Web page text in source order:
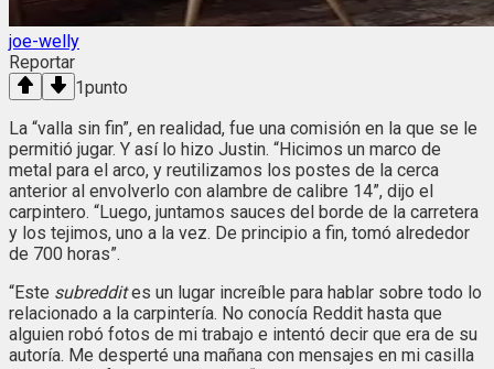
joe-welly
Reportar
1punto
La “valla sin fin”, en realidad, fue una comisión en la que se le
permitió jugar. Y así lo hizo Justin. “Hicimos un marco de
metal para el arco, y reutilizamos los postes de la cerca
anterior al envolverlo con alambre de calibre 14”, dijo el
carpintero. “Luego, juntamos sauces del borde de la carretera
y los tejimos, uno a la vez. De principio a fin, tomó alrededor
de 700 horas”.
“Este subreddites un lugar increíble para hablar sobre todo lo
relacionado a la carpintería. No conocía Reddit hasta que
alguien robó fotos de mi trabajo e intentó decir que era de su
autoría. Me desperté una mañana con mensajes en mi casilla